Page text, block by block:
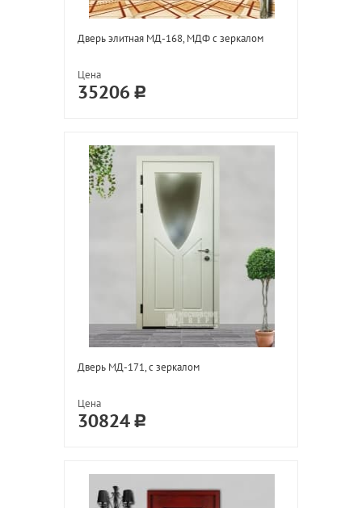
Дверь элитная МД-168, МДФ с зеркалом
Цена
35206
Дверь МД-171, с зеркалом
Цена
30824